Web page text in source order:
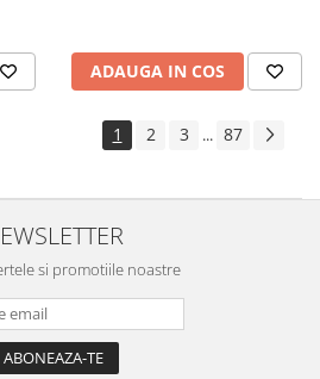
ADAUGA IN COS
1 2 3 ... 87
si promotiile noastre